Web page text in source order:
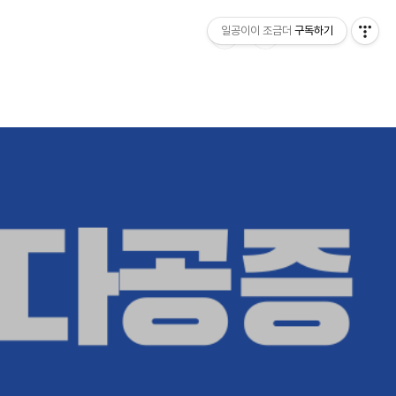
일공이이 조금더 구독하기